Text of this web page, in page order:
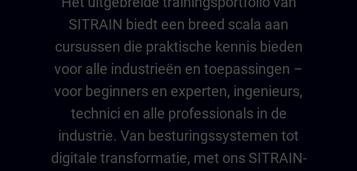
SITRAIN biedt een breed scala aan
cursussen die praktische kennis bieden
voor alle industrieën en toepassingen –
voor beginners en experten, ingenieurs,
technici en alle professionals in de
industrie. Van besturingssystemen tot
digitale transformatie, met ons SITRAIN-